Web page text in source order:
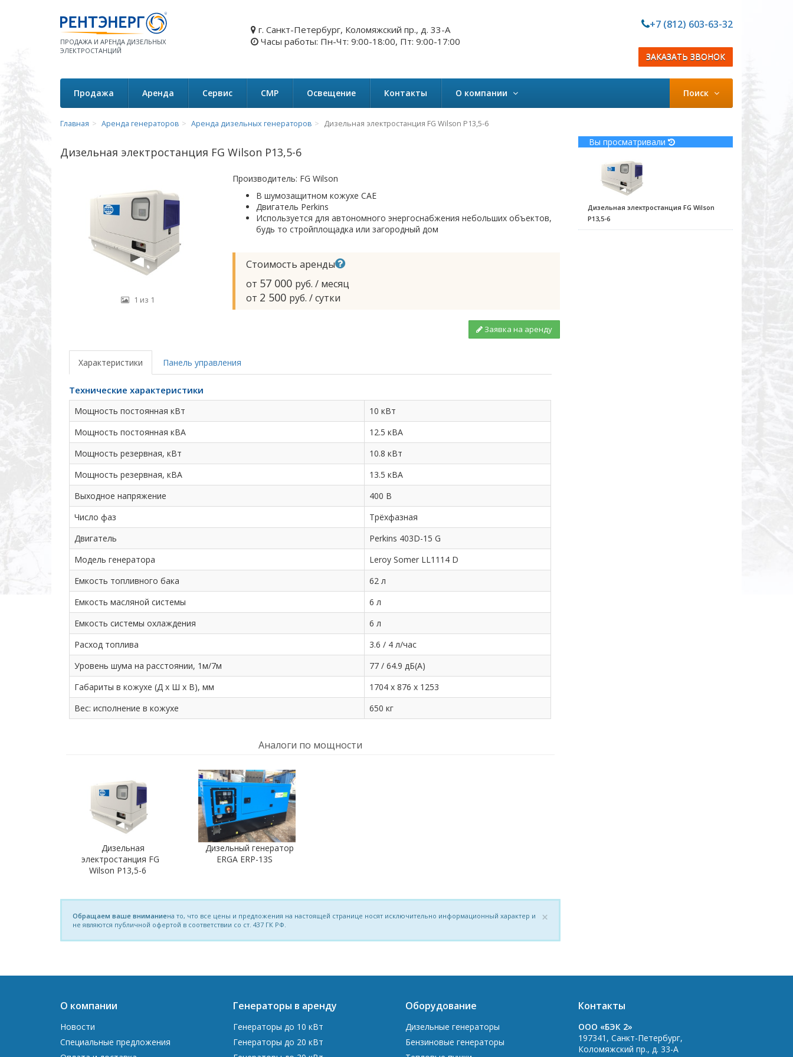
ПРОДАЖА И АРЕНДА ДИЗЕЛЬНЫХ
ЭЛЕКТРОСТАНЦИЙ
г. Санкт-Петербург, Коломяжский пр., д. 33-А
Часы работы: Пн-Чт: 9:00-18:00, Пт: 9:00-17:00
+7 (812) 603-63-32
ЗАКАЗАТЬ ЗВОНОК
Продажа Аренда Сервис СМР Освещение Контакты О компании Поиск
Главная Аренда генераторов Аренда дизельных генераторов Дизельная электростанция FG Wilson P13,5-6
Дизельная электростанция FG Wilson P13,5-6
1 из 1
Производитель: FG Wilson
В шумозащитном кожухе CAE
Двигатель Perkins
Используется для автономного энергоснабжения небольших объектов,
будь то стройплощадка или загородный дом
Стоимость аренды
от 57 000 руб. / месяц
от 2 500 руб. / сутки
Заявка на аренду
Характеристики Панель управления
Технические характеристики
Мощность постоянная кВт
10 кВт
Мощность постоянная кВА
12.5 кВА
Мощность резервная, кВт
10.8 кВт
Мощность резервная, кВА
13.5 кВА
Выходное напряжение
400 В
Число фаз
Трёхфазная
Двигатель
Perkins 403D-15 G
Модель генератора
Leroy Somer LL1114 D
Емкость топливного бака
62 л
Емкость масляной системы
6 л
Емкость системы охлаждения
6 л
Расход топлива
3.6 / 4 л/час
Уровень шума на расстоянии, 1м/7м
77 / 64.9 дБ(А)
Габариты в кожухе (Д х Ш х В), мм
1704 x 876 x 1253
Вес: исполнение в кожухе
650 кг
Аналоги по мощности
Дизельная
электростанция FG
Wilson P13,5-6
Дизельный генератор
ERGA ERP-13S
×
Обращаем ваше вниманиена то, что все цены и предложения на настоящей странице носят исключительно информационный характер и
не являются публичной офертой в соответствии со ст. 437 ГК РФ.
Вы просматривали
Дизельная электростанция FG Wilson
P13,5-6
О компании
Новости
Специальные предложения
Генераторы в аренду
Генераторы до 10 кВт
Генераторы до 20 кВт
Оборудование
Дизельные генераторы
Бензиновые генераторы
Контакты
OOO «БЭК 2»
197341 , Санкт-Петербург,
Коломяжский пр., д. 33-А